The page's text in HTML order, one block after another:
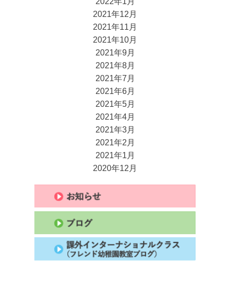
2021年12月
2021年11月
2021年10月
2021年9月
2021年8月
2021年7月
2021年6月
2021年5月
2021年4月
2021年3月
2021年2月
2021年1月
2020年12月